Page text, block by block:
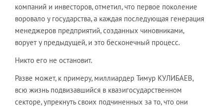
компаний и инвесторов, отметил, что первое поколение
воровало у государства, а каждая последующая генерация
менеджеров предприятий, созданных чиновниками,
ворует у предыдущей, и это бесконечный процесс.
Никто его не остановит.
Разве может, к примеру, миллиардер Тимур КУЛИБАЕВ,
всю жизнь подвизавшийся в квазигосударственном
секторе, упрекнуть своих подчиненных за то, что они